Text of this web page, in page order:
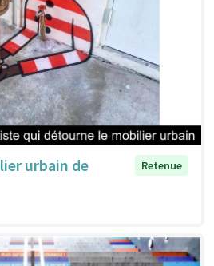
urbain de
Retenue